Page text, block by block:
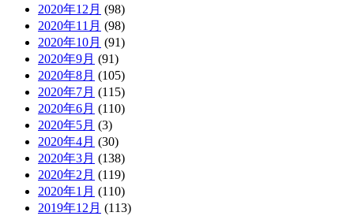
2020年12月 (98)
2020年11月 (98)
2020年10月 (91)
2020年9月 (91)
2020年8月 (105)
2020年7月 (115)
2020年6月 (110)
2020年5月 (3)
2020年4月 (30)
2020年3月 (138)
2020年2月 (119)
2020年1月 (110)
2019年12月 (113)